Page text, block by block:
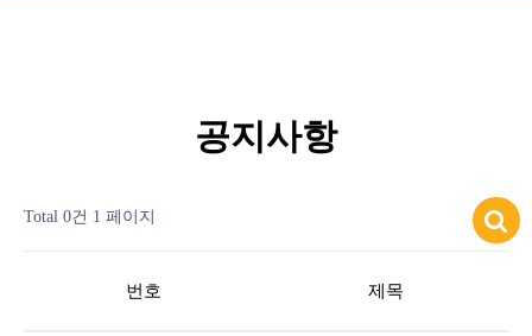
공지사항
Total 0건 1 페이지
번호 제목